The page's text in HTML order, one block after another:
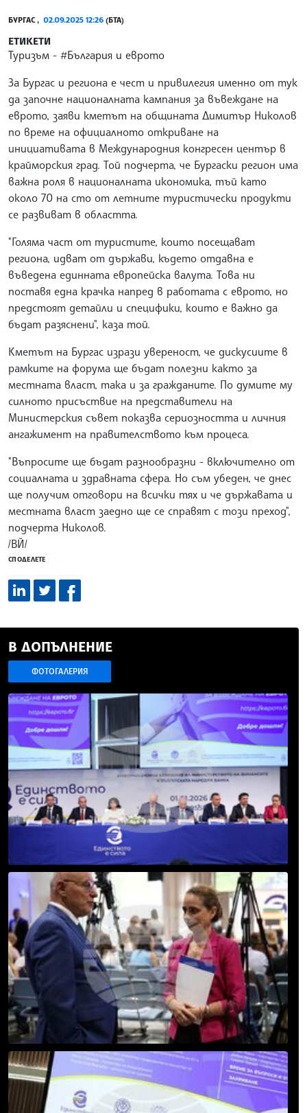
БУРГАС , 02.09.2025 12:26 (БТА)
ЕТИКЕТИ
Туризъм
#България и еврото
За Бургас и региона е чест и привилегия именно от тук
да започне националната кампания за въвеждане на
еврото, заяви кметът на общината Димитър Николов
по време на официалното откриване на
инициативата в Международния конгресен център в
крайморския град. Той подчерта, че Бургаски регион има
важна роля в националната икономика, тъй като
около 70 на сто от летните туристически продукти
се развиват в областта.
"Голяма част от туристите, които посещават
региона, идват от държави, където отдавна е
въведена единната европейска валута. Това ни
поставя една крачка напред в работата с еврото, но
предстоят детайли и специфики, които е важно да
бъдат разяснени", каза той.
Кметът на Бургас изрази увереност, че дискусиите в
рамките на форума ще бъдат полезни както за
местната власт, така и за гражданите. По думите му
силното присъствие на представители на
Министерския съвет показва сериозността и личния
ангажимент на правителството към процеса.
"Въпросите ще бъдат разнообразни - включително от
социалната и здравната сфера. Но съм убеден, че днес
ще получим отговори на всички тях и че държавата и
местната власт заедно ще се справят с този преход",
подчерта Николов.
/ВЙ/
СПОДЕЛЕТЕ
В ДОПЪЛНЕНИЕ
ФОТОГАЛЕРИЯ